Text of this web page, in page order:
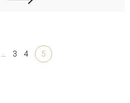
3 4 5